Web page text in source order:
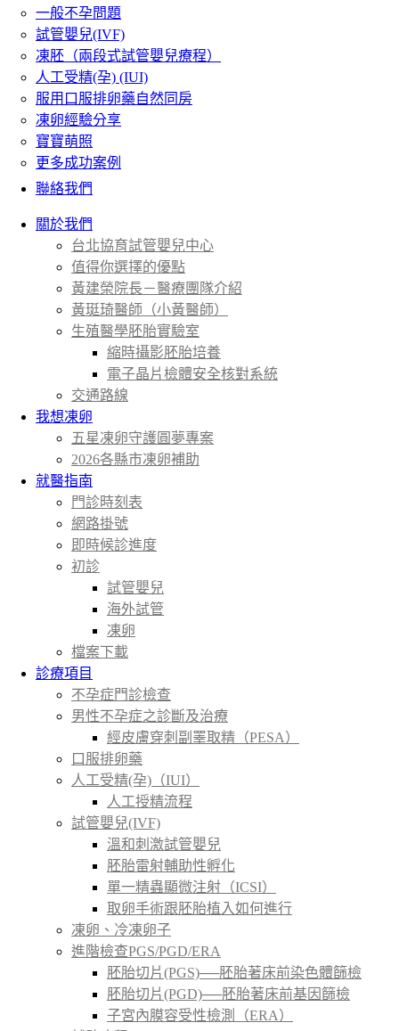
一般不孕問題
試管嬰兒(IVF)
凍胚（兩段式試管嬰兒療程）
人工受精(孕) (IUI)
服用口服排卵藥自然同房
凍卵經驗分享
寶寶萌照
更多成功案例
聯絡我們
關於我們
台北協育試管嬰兒中心
值得你選擇的優點
黃建榮院長－醫療團隊介紹
黃珽琦醫師（小黃醫師）
生殖醫學胚胎實驗室
縮時攝影胚胎培養
電子晶片檢體安全核對系統
交通路線
我想凍卵
五星凍卵守護圓夢專案
2026各縣市凍卵補助
就醫指南
門診時刻表
網路掛號
即時候診進度
初診
試管嬰兒
海外試管
凍卵
檔案下載
診療項目
不孕症門診檢查
男性不孕症之診斷及治療
經皮膚穿刺副睪取精（PESA）
口服排卵藥
人工受精(孕)（IUI）
人工授精流程
試管嬰兒(IVF)
溫和刺激試管嬰兒
胚胎雷射輔助性孵化
單一精蟲顯微注射（ICSI）
取卵手術跟胚胎植入如何進行
凍卵、冷凍卵子
進階檢查PGS/PGD/ERA
胚胎切片(PGS)──胚胎著床前染色體篩檢
胚胎切片(PGD)──胚胎著床前基因篩檢
子宮內膜容受性檢測（ERA）